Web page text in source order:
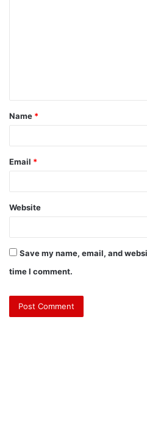
Name *
Email *
Website
Save my name, email, and
time I comment.